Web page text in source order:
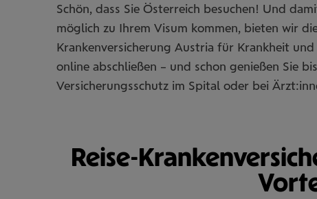
Schön, dass Sie Österreich besuchen! Und
möglich zu Ihrem Visum kommen, bieten wir
Krankenversicherung Austria für Krankheit
online abschließen – und schon genießen Sie
Versicherungsschutz im Spital oder bei
Reise-